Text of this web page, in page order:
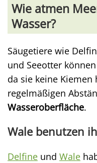
Wie atmen
Wasser?
Säugetiere wie
und Seeotter können
da sie keine Kiemen
regelmäßigen
Wasseroberfläche.
Wale benutzen
Delfine und Wale